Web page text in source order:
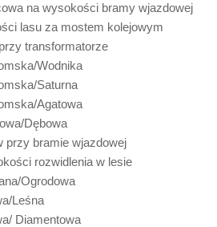
na wysokości bramy wjazdowej
lasu za mostem kolejowym
transformatorze
Wodnika
Saturna
Agatowa
Dębowa
przy bramie wjazdowej
rozwidlenia w lesie
Ogrodowa
Leśna
Diamentowa